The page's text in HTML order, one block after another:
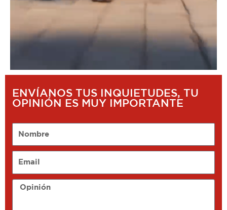
ENVÍANOS TUS INQUIETUDES, TU
OPINIÓN ES MUY IMPORTANTE
Opinión